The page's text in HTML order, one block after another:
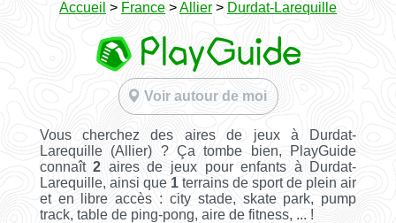
Accueil > France >Allier > Durdat-Larequille
Voir autour de moi
Vous cherchez des aires de jeux à Durdat-
Larequille (Allier) ? Ça tombe bien, PlayGuide
connaît2 aires de jeux pour enfants à Durdat-
Larequille, ainsi que 1terrains de sport de plein air
et en libre accès : city stade, skate park, pump
track, table de ping-pong, aire de fitness, ... !